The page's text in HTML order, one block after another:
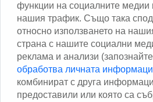
Изчисли доставката със Спиди
Facebook
функции на социалните медии
нашия трафик. Също така
относно използването на
страна с нашите социални
реклама и анализи
обработва личната
комбинират с друга
предоставили или която са